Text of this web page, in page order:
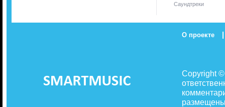
Саундтреки
О проекте |
Copyright
размещены